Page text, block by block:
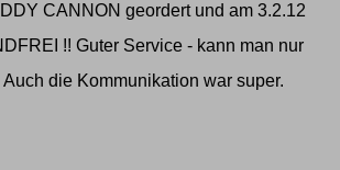
CANNON geordert und am 3.2.12
!! Guter Service - kann man nur
die Kommunikation war super.